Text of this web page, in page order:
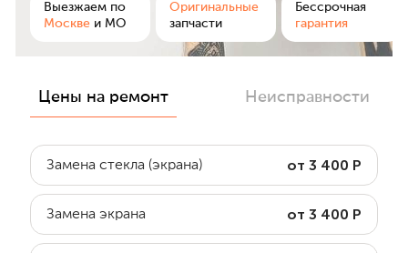
Выезжаем по
Москве и МО
Оригинальные
запчасти
Бессрочная
гарантия
Цены на ремонт Неисправности
Замена стекла (экрана) от 3 400 Р
Замена экрана от 3 400 Р